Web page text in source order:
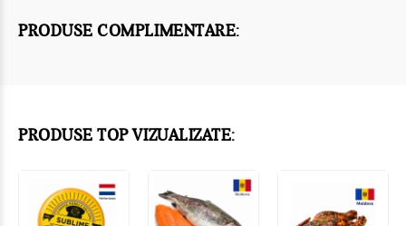
PRODUSE COMPLIMENTARE:
PRODUSE TOP VIZUALIZATE: